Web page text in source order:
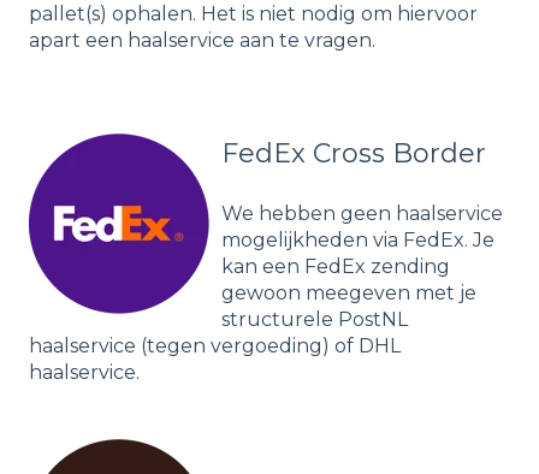
pallet(s) ophalen. Het is niet nodig om hiervoor
apart een haalservice aan te vragen.
FedEx Cross Border
We hebben geen haalservice
mogelijkheden via FedEx. Je
kan een FedEx zending
gewoon meegeven met je
structurele PostNL
haalservice (tegen vergoeding) of DHL
haalservice.